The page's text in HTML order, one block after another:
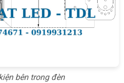
bên trong đèn